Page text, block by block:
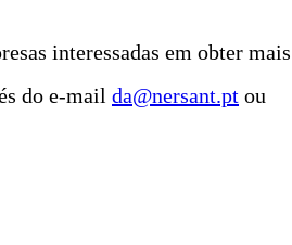
interessadas em obter mais
do e-mail da@nersant.pt ou